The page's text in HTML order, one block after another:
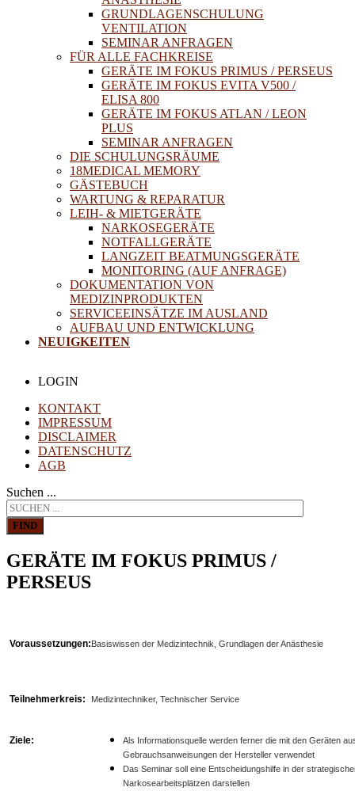
GRUNDLAGENSCHULUNG
VENTILATION
SEMINAR ANFRAGEN
FÜR ALLE FACHKREISE
GERÄTE IM FOKUS PRIMUS / PERSEUS
GERÄTE IM FOKUS EVITA V500 /
ELISA 800
GERÄTE IM FOKUS ATLAN / LEON
PLUS
SEMINAR ANFRAGEN
DIE SCHULUNGSRÄUME
18MEDICAL MEMORY
GÄSTEBUCH
WARTUNG & REPARATUR
LEIH- & MIETGERÄTE
NARKOSEGERÄTE
NOTFALLGERÄTE
LANGZEIT BEATMUNGSGERÄTE
MONITORING (AUF ANFRAGE)
DOKUMENTATION VON
MEDIZINPRODUKTEN
SERVICEEINSÄTZE IM AUSLAND
AUFBAU UND ENTWICKLUNG
NEUIGKEITEN
LOGIN
KONTAKT
IMPRESSUM
DISCLAIMER
DATENSCHUTZ
AGB
Suchen ...
FIND
GERÄTE IM FOKUS PRIMUS /
PERSEUS
Voraussetzungen:Basiswissen der Medizintechnik, Grundlagen der Anästhesie
Teilnehmerkreis: Medizintechniker, Technischer Service
Ziele:
Als Informationsquelle werden ferner die mit den Geräten
Gebrauchsanweisungen der Hersteller verwendet
Das Seminar soll eine Entscheidungshilfe in der
Narkosearbeitsplätzen darstellen